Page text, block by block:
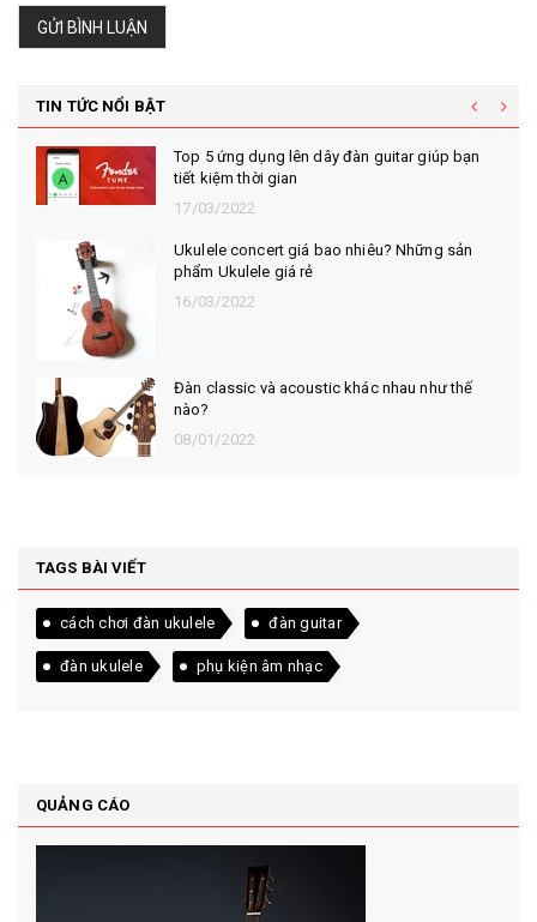
GỬI BÌNH LUẬN
TIN TỨC NỔI BẬT
Top 5 ứng dụng lên dây đàn guitar giúp bạn
tiết kiệm thời gian
17/03/2022
Ukulele concert giá bao nhiêu? Những sản
phẩm Ukulele giá rẻ
16/03/2022
Đàn classic và acoustic khác nhau như thế
nào?
08/01/2022
TAGS BÀI VIẾT
cách chơi đàn ukulele đàn guitar
đàn ukulele phụ kiện âm nhạc
QUẢNG CÁO